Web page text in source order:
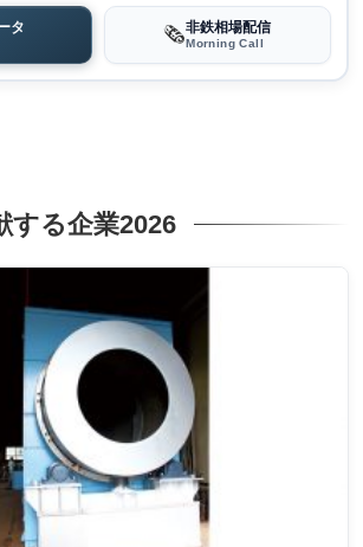
タ 🗞️非鉄相場配信
Morning Call
する企業2026